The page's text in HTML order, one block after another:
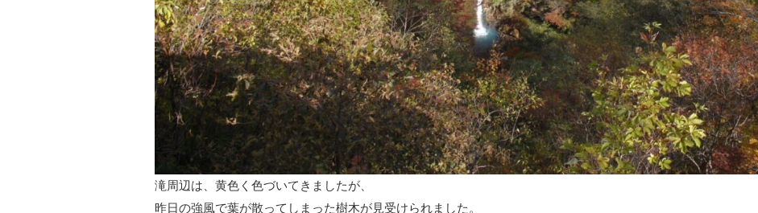
滝周辺は、黄色く色づいてきましたが、
昨日の強風で葉が散ってしまった樹木が見受けられました。